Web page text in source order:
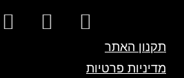
I
n
F
a
W
a
תקנון האתר
מדיניות פרטיות